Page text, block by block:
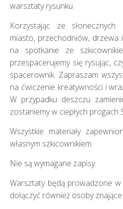
warsztaty rysunku
Korzystając ze
miasto, przechodniów, drzewa
na spotkanie ze
przespacerujemy się rysując,
spacerownik. Zapraszam
na ćwiczenie kreatywności i
W przypadku deszczu
zostaniemy w ciepłych progach
Wszystkie materiały
własnym szkicownikiem.
Nie są wymagane zapisy.
Warsztaty będą prowadzone
dołączyć również osoby